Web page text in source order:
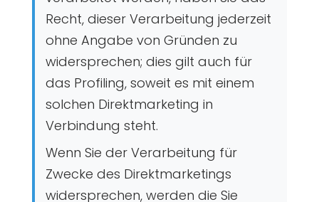
Recht, dieser Verarbeitung jederzeit
ohne Angabe von Gründen zu
widersprechen; dies gilt auch für
das Profiling, soweit es mit einem
solchen Direktmarketing in
Verbindung steht.
Wenn Sie der Verarbeitung für
Zwecke des Direktmarketings
widersprechen, werden die Sie